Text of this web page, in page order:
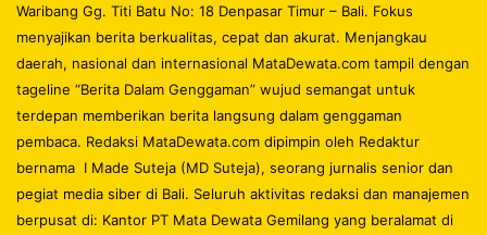
Waribang Gg. Titi Batu No: 18 Denpasar Timur – Bali. Fokus
menyajikan berita berkualitas, cepat dan akurat. Menjangkau
daerah, nasional dan internasional MataDewata.com tampil dengan
tageline “Berita Dalam Genggaman” wujud semangat untuk
terdepan memberikan berita langsung dalam genggaman
pembaca. Redaksi MataDewata.com dipimpin oleh Redaktur
bernama I Made Suteja (MD Suteja), seorang jurnalis senior dan
pegiat media siber di Bali. Seluruh aktivitas redaksi dan manajemen
berpusat di: Kantor PT Mata Dewata Gemilang yang beralamat di